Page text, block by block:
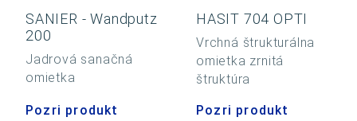
SANIER - Wandputz
200
Jadrová sanačná
omietka
Pozri produkt
HASIT 704 OPTI
Vrchná štrukturálna
omietka zrnitá
štruktúra
Pozri produkt